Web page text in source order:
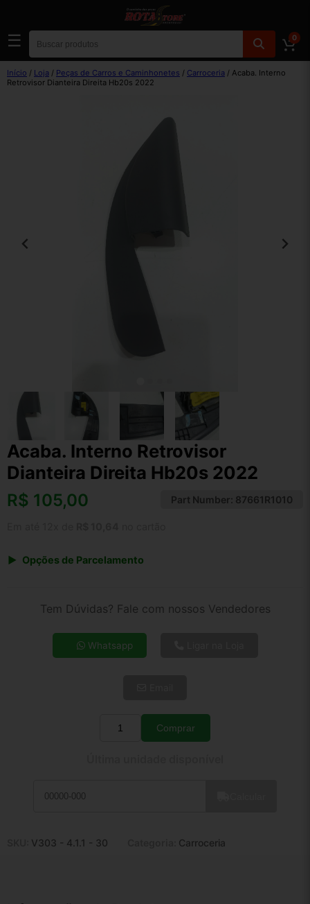
☰ 0
Início / Loja / Peças de Carros e Caminhonetes / Carroceria / Acaba. Interno
Retrovisor Dianteira Direita Hb20s 2022
Acaba. Interno Retrovisor
Dianteira Direita Hb20s 2022
R$ 105,00 Part Number: 87661R1010
Opções de Parcelamento
4x de R$ 29,10
5x de R$ 23,59
Tem Dúvidas? Fale com nossos Vendedores
Whatsapp
Quantidade
Comprar
V303 - 4.1.1 - 30 Carroceria